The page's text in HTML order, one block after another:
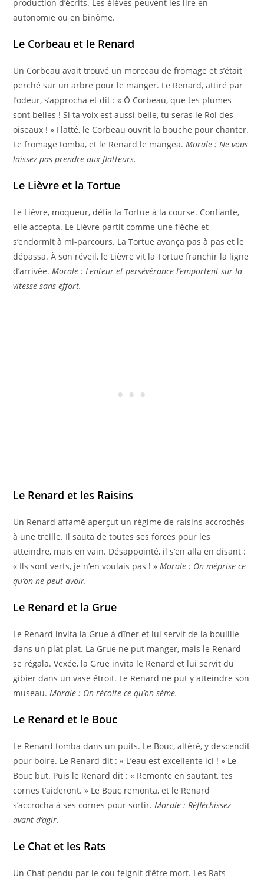
production d’écrits. Les élèves peuvent les lire en
autonomie ou en binôme.
Le Corbeau et le Renard
Un Corbeau avait trouvé un morceau de fromage et s’était
perché sur un arbre pour le manger. Le Renard, attiré par
l’odeur, s’approcha et dit : « Ô Corbeau, que tes plumes
sont belles ! Si ta voix est aussi belle, tu seras le Roi des
oiseaux ! » Flatté, le Corbeau ouvrit la bouche pour chanter.
Le fromage tomba, et le Renard le mangea.Morale : Ne vous
laissez pas prendre aux flatteurs.
Le Lièvre et la Tortue
Le Lièvre, moqueur, défia la Tortue à la course. Confiante,
elle accepta. Le Lièvre partit comme une flèche et
s’endormit à mi-parcours. La Tortue avança pas à pas et le
dépassa. À son réveil, le Lièvre vit la Tortue franchir la ligne
d’arrivée.Morale : Lenteur et persévérance l’emportent sur la
vitesse sans effort.
Le Renard et les Raisins
Un Renard affamé aperçut un régime de raisins accrochés
à une treille. Il sauta de toutes ses forces pour les
atteindre, mais en vain. Désappointé, il s’en alla en disant :
« Ils sont verts, je n’en voulais pas ! »Morale : On méprise ce
qu’on ne peut avoir.
Le Renard et la Grue
Le Renard invita la Grue à dîner et lui servit de la bouillie
dans un plat plat. La Grue ne put manger, mais le Renard
se régala. Vexée, la Grue invita le Renard et lui servit du
gibier dans un vase étroit. Le Renard ne put y atteindre son
museau.Morale : On récolte ce qu’on sème.
Le Renard et le Bouc
Le Renard tomba dans un puits. Le Bouc, altéré, y descendit
pour boire. Le Renard dit : « L’eau est excellente ici ! » Le
Bouc but. Puis le Renard dit : « Remonte en sautant, tes
cornes t’aideront. » Le Bouc remonta, et le Renard
s’accrocha à ses cornes pour sortir.Morale : Réfléchissez
avant d’agir.
Le Chat et les Rats
Un Chat pendu par le cou feignit d’être mort. Les Rats